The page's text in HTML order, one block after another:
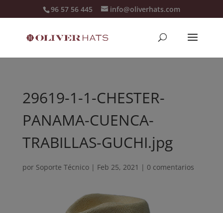
96 57 56 445 info@oliverhats.com
29619-1-1-CHESTER-
PANAMA-CUENCA-
TRABILLAS-GUCHI.jpg
por Soporte Técnico| Feb 25, 2021 | 0 comentarios